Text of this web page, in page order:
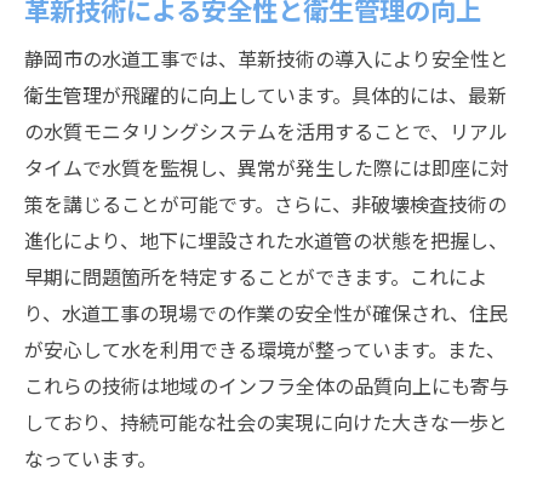
革新技術による安全性と衛生管理の向上
静岡市の水道工事では、革新技術の導入により安全性と
衛生管理が飛躍的に向上しています。具体的には、最新
の水質モニタリングシステムを活用することで、リアル
タイムで水質を監視し、異常が発生した際には即座に対
策を講じることが可能です。さらに、非破壊検査技術の
進化により、地下に埋設された水道管の状態を把握し、
早期に問題箇所を特定することができます。これによ
り、水道工事の現場での作業の安全性が確保され、住民
が安心して水を利用できる環境が整っています。また、
これらの技術は地域のインフラ全体の品質向上にも寄与
しており、持続可能な社会の実現に向けた大きな一歩と
なっています。